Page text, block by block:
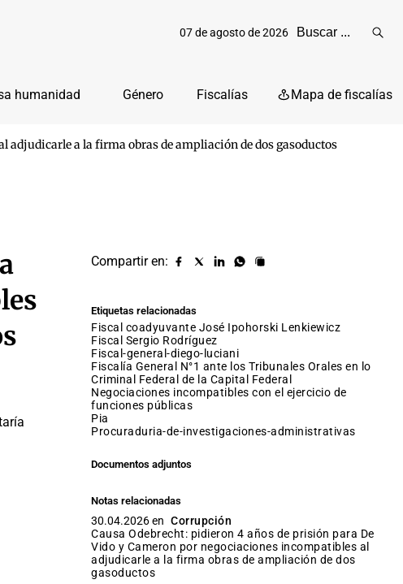
07 de agosto de 2026
humanidad Género Fiscalías Mapa de fiscalías
adjudicarle a la firma obras de ampliación de dos gasoductos
Compartir en:
Compartir
Compartir
Compartir
Compartir
Copiar
Etiquetas relacionadas
fiscal coadyuvante José Ipohorski Lenkiewicz
fiscal Sergio Rodríguez
fiscal-general-diego-luciani
Fiscalía General N°1 ante los Tribunales Orales en lo
Criminal Federal de la Capital Federal
negociaciones incompatibles con el ejercicio de
funciones públicas
pia
procuraduria-de-investigaciones-administrativas
Documentos adjuntos
Notas relacionadas
30.04.2026 en Corrupción
Causa Odebrecht: pidieron 4 años de prisión para De
Vido y Cameron por negociaciones incompatibles al
adjudicarle a la firma obras de ampliación de dos
gasoductos